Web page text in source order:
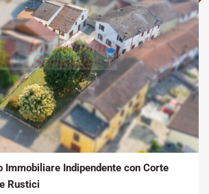
Metratura Commerciale:
300 m
Immobiliare Indipendente con Corte
Rustici